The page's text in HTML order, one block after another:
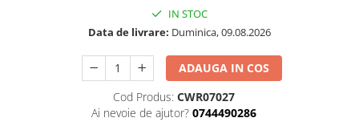
Oferte pentru Camere Senzoriale
Creativitate si indemanare
Cuburi și cărămizi
Instrumente muzicale
Jucarii de constructii
IN STOC
Data de livrare: Duminica, 09.08.2026
ADAUGA IN COS
Cod Produs: CWR07027
Ai nevoie de ajutor? 0744490286